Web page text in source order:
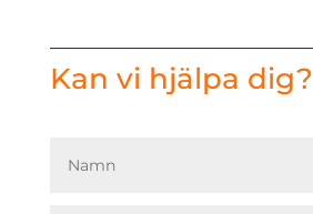
Kan vi hjälpa dig?